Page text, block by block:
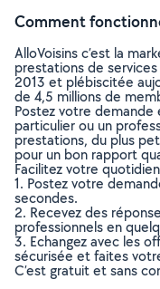
Comment
AlloVoisins c’est la
prestations de
2013 et plébiscitée
de 4,5 millions de
Postez votre demande
particulier ou un
prestations, du plus
pour un bon rapport
Facilitez votre
1. Postez votre
secondes.
2. Recevez des
professionnels en
3. Echangez avec les
sécurisée et faites
C’est gratuit et sans